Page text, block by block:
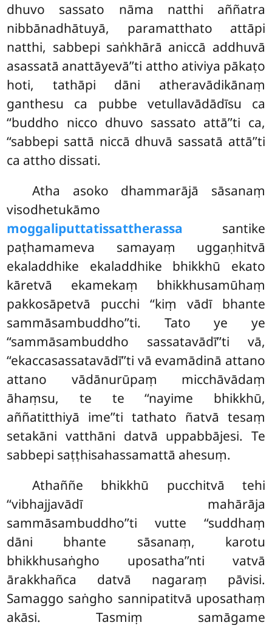
dhuvo sassato nāma natthi aññatra
nibbānadhātuyā, paramatthato attāpi
natthi, sabbepi saṅkhārā aniccā addhuvā
asassatā anattāyevā’’ti attho ativiya pākaṭo
hoti, tathāpi dāni atheravādikānaṃ
ganthesu ca pubbe vetullavādādīsu ca
‘‘buddho nicco dhuvo sassato attā’’ti ca,
‘‘sabbepi sattā niccā dhuvā sassatā attā’’ti
ca attho dissati.
Atha asoko dhammarājā sāsanaṃ
visodhetukāmo
moggaliputtatissattherassa santike
paṭhamameva samayaṃ uggaṇhitvā
ekaladdhike ekaladdhike bhikkhū ekato
kāretvā ekamekaṃ bhikkhusamūhaṃ
pakkosāpetvā pucchi ‘‘kiṃ vādī bhante
sammāsambuddho’’ti. Tato ye ye
‘‘sammāsambuddho sassatavādī’’ti vā,
‘‘ekaccasassatavādī’’ti vā evamādinā attano
attano vādānurūpaṃ micchāvādaṃ
āhaṃsu, te te ‘‘nayime bhikkhū,
aññatitthiyā ime’’ti tathato ñatvā tesaṃ
setakāni vatthāni datvā uppabbājesi. Te
sabbepi saṭṭhisahassamattā ahesuṃ.
Athaññe bhikkhū pucchitvā tehi
‘‘vibhajjavādī mahārāja
sammāsambuddho’’ti vutte ‘‘suddhaṃ
dāni bhante sāsanaṃ, karotu
bhikkhusaṅgho uposatha’’nti vatvā
ārakkhañca datvā nagaraṃ pāvisi.
Samaggo saṅgho sannipatitvā uposathaṃ
akāsi. Tasmiṃ samāgame